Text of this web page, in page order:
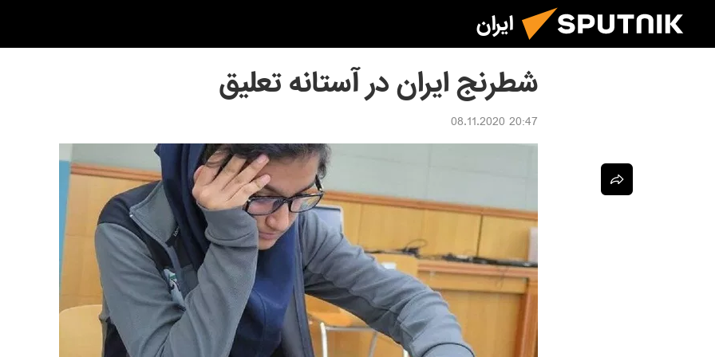
ایران
شطرنج ایران در آستانه تعلیق
20:47 08.11.2020